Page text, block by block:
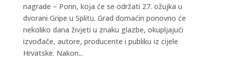
nagrade – Porin, koja će se održati 27. ožujka u
dvorani Gripe u Splitu. Grad domaćin ponovno će
nekoliko dana živjeti u znaku glazbe, okupljajući
izvođače, autore, producente i publiku iz cijele
Hrvatske. Nakon...